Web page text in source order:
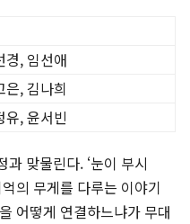
경, 임선애
은, 김나희
유, 윤서빈
맞물린다. ‘눈이 부시
의 무게를 다루는 이야기
어떻게 연결하느냐가 무대